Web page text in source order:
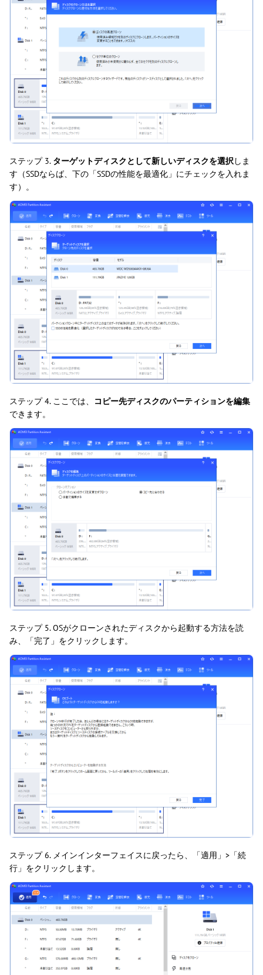
ステップ 3. ターゲットディスクとして新しいディスクを選択しま
す（SSDならば、下の「SSDの性能を最適化」にチェックを入れま
す）。
ステップ 4. ここでは、
コピー先ディスクのパーティションを編集
できます。
ステップ 5. OSがクローンされたディスクから起動する方法を読
み、「完了」をクリックします。
ステップ 6. メインインターフェイスに戻ったら、「適用」>「続
行」をクリックします。